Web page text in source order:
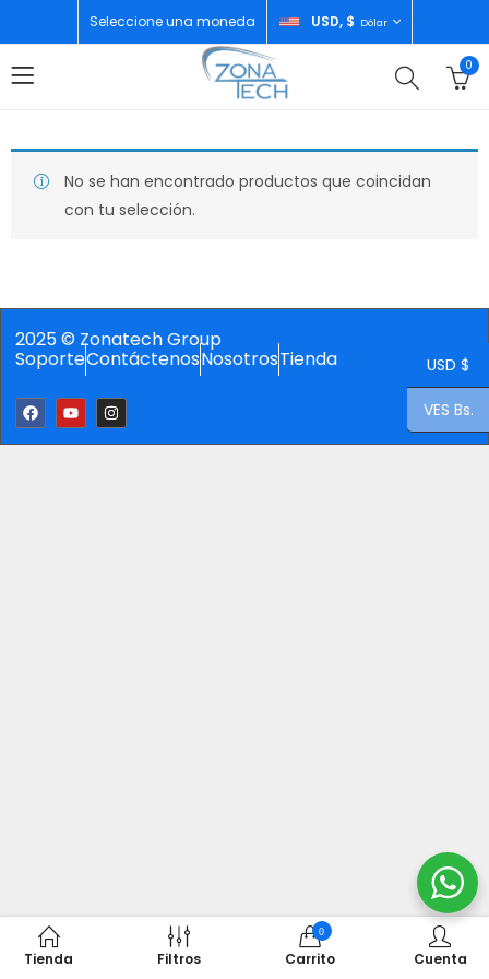
Seleccione una moneda USD, $ Dólar
0
No se han encontrado productos que coincidan
con tu selección.
2025 © Zonatech Group
SoporteContáctenosNosotrosTienda
Tienda Filtros
0
Carrito Cuenta
USD $
VES Bs.